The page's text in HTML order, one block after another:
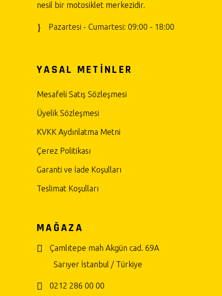
nesil bir motosiklet merkezidir.
Pazartesi - Cumartesi: 09:00 - 18:00
YASAL METİNLER
Mesafeli Satış Sözleşmesi
Üyelik Sözleşmesi
KVKK Aydınlatma Metni
Çerez Politikası
Garanti ve İade Koşulları
Teslimat Koşulları
MAĞAZA
Çamlıtepe mah Akgün cad. 69A
Sarıyer İstanbul / Türkiye
0212 286 00 00